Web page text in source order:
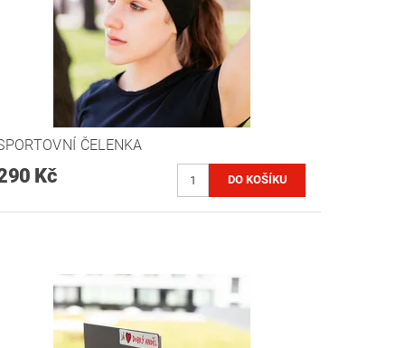
ČELENKA
Kč